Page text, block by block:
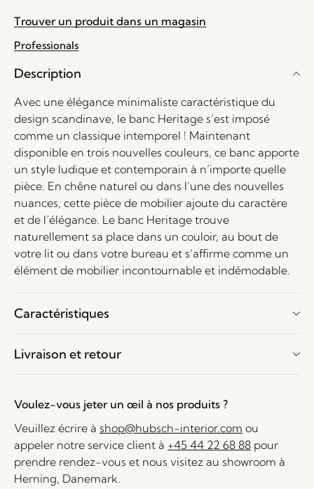
Trouver un produit dans un magasin
Professionals
Description
Avec une élégance minimaliste caractéristique du
design scandinave, le banc Heritage s’est imposé
comme un classique intemporel ! Maintenant
disponible en trois nouvelles couleurs, ce banc apporte
un style ludique et contemporain à n’importe quelle
pièce. En chêne naturel ou dans l’une des nouvelles
nuances, cette pièce de mobilier ajoute du caractère
et de l’élégance. Le banc Heritage trouve
naturellement sa place dans un couloir, au bout de
votre lit ou dans votre bureau et s’affirme comme un
élément de mobilier incontournable et indémodable.
Caractéristiques
Livraison et retour
Voulez-vous jeter un œil à nos produits ?
Veuillez écrire à shop@hubsch-interior.com ou
appeler notre service client à +45 44 22 68 88 pour
prendre rendez-vous et nous visitez au showroom à
Herning, Danemark.